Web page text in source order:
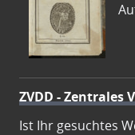
ZVDD - Zentrales
Ist Ihr gesuchtes